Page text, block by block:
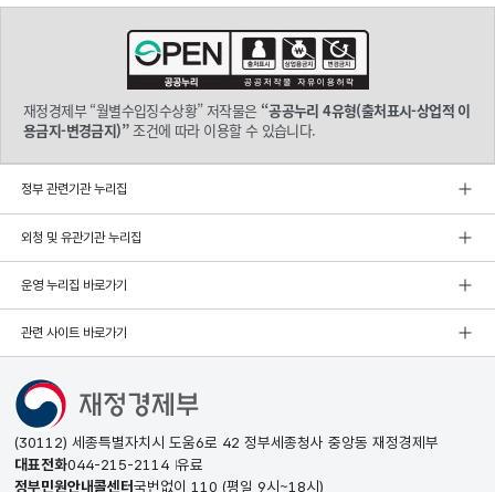
재정경제부 “월별수입징수상황” 저작물은 “공공누리 4유형(출처표시-상업적 이
용금지-변경금지)”조건에 따라 이용할 수 있습니다.
정부 관련기관 누리집
외청 및 유관기관 누리집
운영 누리집 바로가기
관련 사이트 바로가기
(30112) 세종특별자치시 도움6로 42 정부세종청사 중앙동 재정경제부
대표전화044-215-2114 유료
정부민원안내콜센터국번없이 110 (평일 9시~18시)